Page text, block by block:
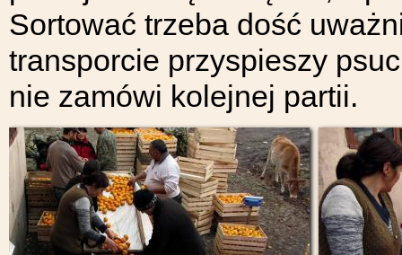
Sortować trzeba dość
transporcie przyspieszy
nie zamówi kolejnej partii.